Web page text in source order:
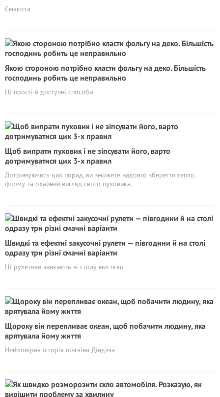
Смакота
Якою стороною потрібно класти фольгу на деко. Більшість
господинь робить це неправильно
Ці прості й доступні способи
Щоб випрати пуховик і не зіпсувати його, варто
дотримуватися цих 3-х правил
Дотримуючись цих порад, ви зможете надовго зберегти тепло,
форму та охайний вигляд свого пуховика.
Швидкі та ефектні закусочні рулети — півгодини й на столі
одразу три різні смачні варіанти
Ці рулетики зникають зі столу миттєво
Щороку він перепливає океан, щоб побачити людину, яка
врятувала йому життя
Неймовірна історія пінгвіна Діндіма